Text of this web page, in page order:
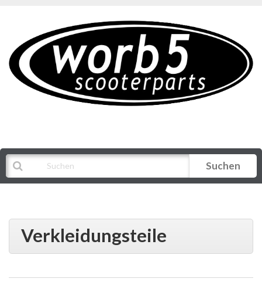
Suchen
Verkleidungsteile